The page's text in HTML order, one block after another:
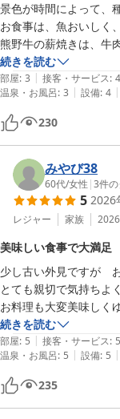
景色が時間によって、
お食事は、魚おいしく
続きを読む
部屋: 3 | 接客・サービス: 4
温泉・お風呂: 3 | 設備: 4 |
230
みやび38
60代/女性 |3件の
5 2026
レジャー 家族
美味しい食事で大満足
少し古い外見ですが　
とても親切で気持ちよ
お料理も大変美味しく
続きを読む
部屋: 5 | 接客・サービス: 5
温泉・お風呂: 5 | 設備: 5 |
235